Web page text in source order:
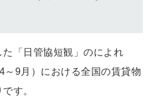
「日管協短観」のによれ
9月）における全国の賃貸物
す。